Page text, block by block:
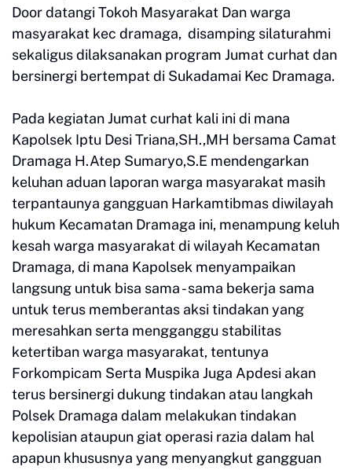
Door datangi Tokoh Masyarakat Dan warga
masyarakat kec dramaga, disamping silaturahmi
sekaligus dilaksanakan program Jumat curhat dan
bersinergi bertempat di Sukadamai Kec Dramaga.
Pada kegiatan Jumat curhat kali ini di mana
Kapolsek Iptu Desi Triana,SH.,MH bersama Camat
Dramaga H.Atep Sumaryo,S.E mendengarkan
keluhan aduan laporan warga masyarakat masih
terpantaunya gangguan Harkamtibmas diwilayah
hukum Kecamatan Dramaga ini, menampung keluh
kesah warga masyarakat di wilayah Kecamatan
Dramaga, di mana Kapolsek menyampaikan
langsung untuk bisa sama - sama bekerja sama
untuk terus memberantas aksi tindakan yang
meresahkan serta mengganggu stabilitas
ketertiban warga masyarakat, tentunya
Forkompicam Serta Muspika Juga Apdesi akan
terus bersinergi dukung tindakan atau langkah
Polsek Dramaga dalam melakukan tindakan
kepolisian ataupun giat operasi razia dalam hal
apapun khususnya yang menyangkut gangguan